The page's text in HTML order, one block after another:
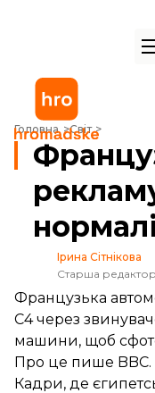
Головна Світ
Французький
Ірина Сітнікова
Старша
Французька
C4 через
машини, щоб
Про це пише BBC.
Кадри, де